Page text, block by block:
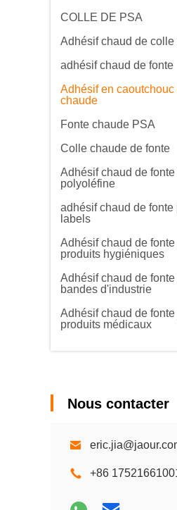
COLLE DE PSA
Adhésif chaud de colle
adhésif chaud de fonte
Adhésif en caoutchouc
chaude
Fonte chaude PSA
Colle chaude de fonte
Adhésif chaud de fonte
polyoléfine
adhésif chaud de fonte
labels
Adhésif chaud de
produits hygiéniques
Adhésif chaud de
bandes d'industrie
Adhésif chaud de
produits médicaux
Nous contacter
+86